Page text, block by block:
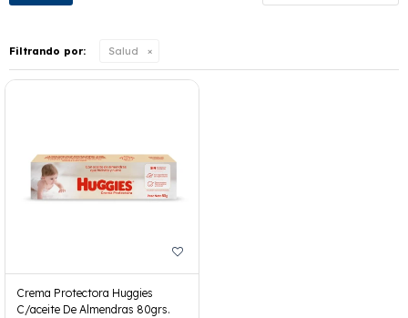
Filtrando por: Salud
Crema Protectora Huggies
C/aceite De Almendras 80grs.